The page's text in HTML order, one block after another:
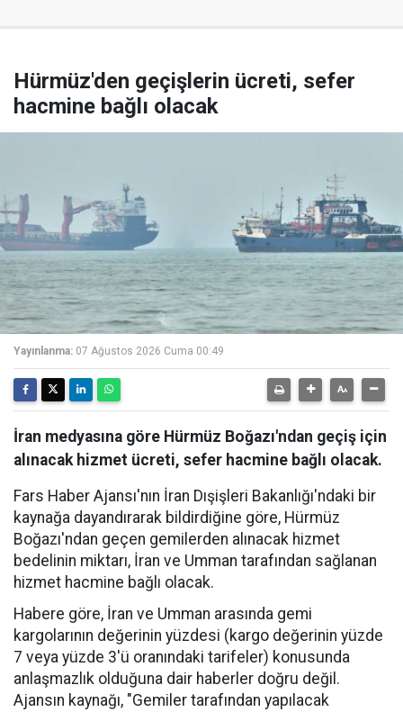
Hürmüz'den geçişlerin ücreti, sefer
hacmine bağlı olacak
Yayınlanma: 07 Ağustos 2026 Cuma 00:49
İran medyasına göre Hürmüz Boğazı'ndan geçiş için
alınacak hizmet ücreti, sefer hacmine bağlı olacak.
Fars Haber Ajansı'nın İran Dışişleri Bakanlığı'ndaki bir
kaynağa dayandırarak bildirdiğine göre, Hürmüz
Boğazı'ndan geçen gemilerden alınacak hizmet
bedelinin miktarı, İran ve Umman tarafından sağlanan
hizmet hacmine bağlı olacak.
Habere göre, İran ve Umman arasında gemi
kargolarının değerinin yüzdesi (kargo değerinin yüzde
7 veya yüzde 3'ü oranındaki tarifeler) konusunda
anlaşmazlık olduğuna dair haberler doğru değil.
Ajansın kaynağı, "Gemiler tarafından yapılacak